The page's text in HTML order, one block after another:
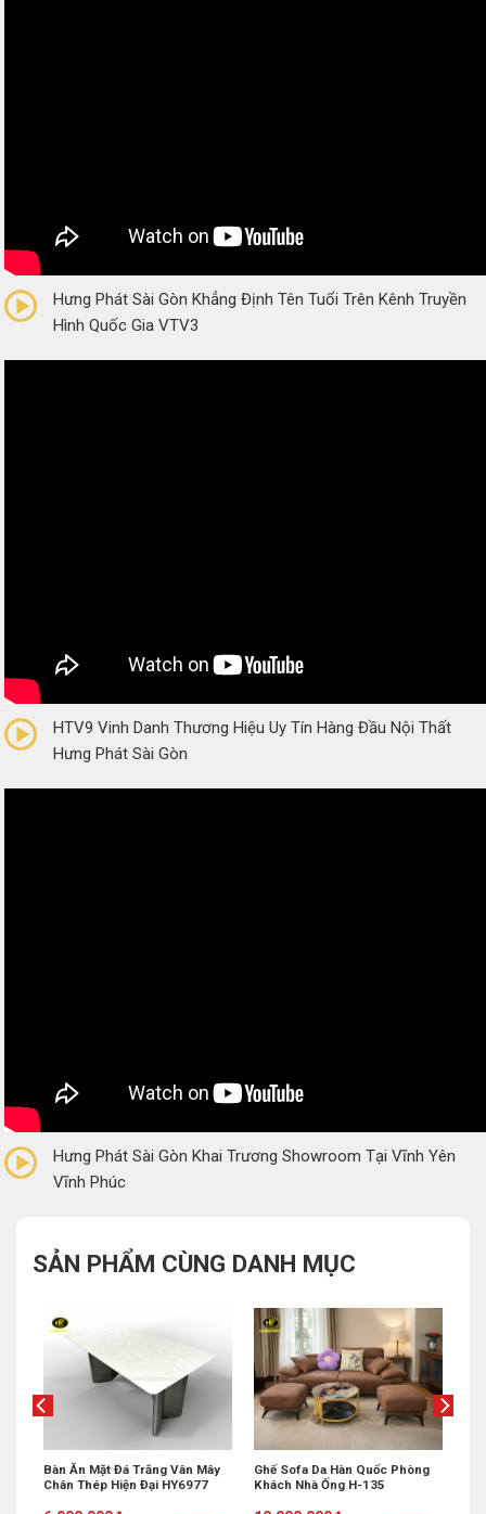
(0 Reviews)
Hưng Phát Sài Gòn Khẳng Định Tên Tuổi Trên Kênh Truyền
Hình Quốc Gia VTV3
(0 Reviews)
HTV9 Vinh Danh Thương Hiệu Uy Tín Hàng Đầu Nội Thất
Hưng Phát Sài Gòn
(0 Reviews)
Hưng Phát Sài Gòn Khai Trương Showroom Tại Vĩnh Yên
Vĩnh Phúc
SẢN PHẨM CÙNG DANH MỤC
Bàn Ăn Mặt Đá Trắng Vân Mây
Chân Thép Hiện Đại HY6977
Ghế Sofa Da Hàn Quốc Phòng
Khách Nhà Ống H-135